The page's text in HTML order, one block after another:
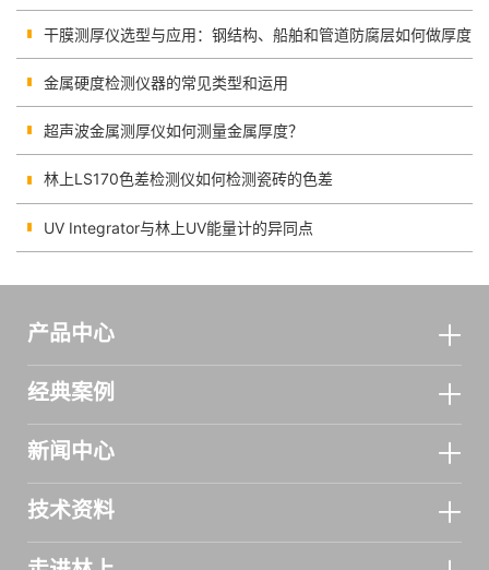
干膜测厚仪选型与应用：钢结构、船舶和管道防腐层如何做厚度
复核
金属硬度检测仪器的常见类型和运用
超声波金属测厚仪如何测量金属厚度？
林上LS170色差检测仪如何检测瓷砖的色差
UV Integrator与林上UV能量计的异同点
产品中心
经典案例
新闻中心
技术资料